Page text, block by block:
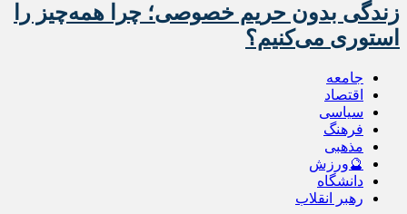
زندگی بدون حریم خصوصی؛ چرا همه‌چیز را
استوری می‌کنیم؟
جامعه
اقتصاد
سیاسی
فرهنگ
مذهبی
🔮ورزش
دانشگاه
رهبر انقلاب